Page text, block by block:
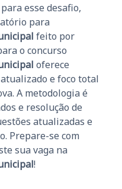
esse desafio,
para
feito por
o concurso
oferece
e foco total
A metodologia é
e resolução de
atualizadas e
Prepare-se com
sua vaga na
!